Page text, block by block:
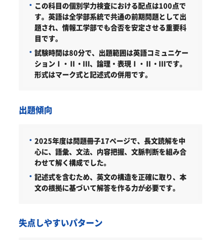
東京都市大学以外の情報工学部・関連学部を偏差値
から探す
東京都市大学情報工学部受験生からのよくある質問
この科目の個別学力検査における配点は100点で
す。英語は全学部系統で共通の前期問題として出
題され、情報工学部でも合否を安定させる重要科
目です。
試験時間は80分で、出題範囲は英語コミュニケー
ションⅠ・Ⅱ・Ⅲ、論理・表現Ⅰ・Ⅱ・Ⅲです。
形式はマーク式と記述式の併用です。
出題傾向
2025年度は問題冊子17ページで、長文読解を中
心に、語彙、文法、内容把握、文脈判断を組み合
わせて解く構成でした。
記述式を含むため、英文の構造を正確に取り、本
文の根拠に基づいて解答を作る力が必要です。
失点しやすいパターン